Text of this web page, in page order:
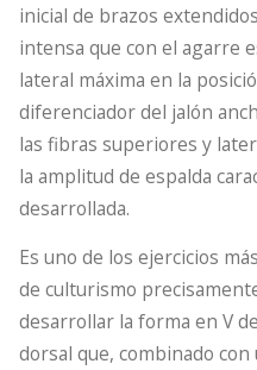
inicial de brazos
intensa que con el agarre
lateral máxima en la
diferenciador del jalón
las fibras superiores y
la amplitud de espalda
desarrollada.
Es uno de los ejercicios
de culturismo
desarrollar la forma en V
dorsal que, combinado